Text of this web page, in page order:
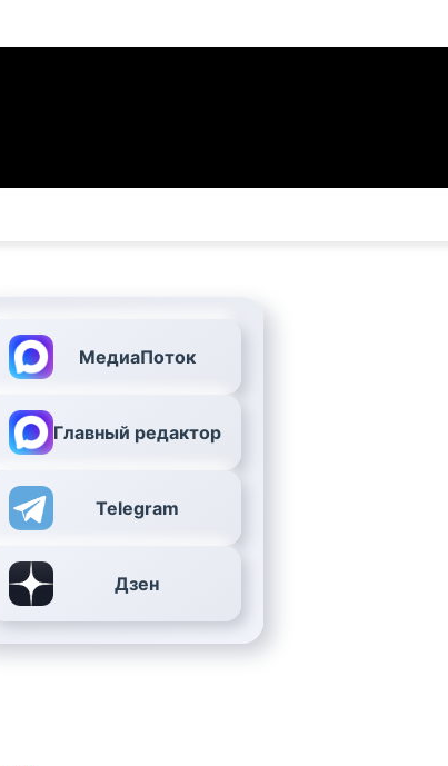
МедиаПоток
Главный редактор
Telegram
Дзен